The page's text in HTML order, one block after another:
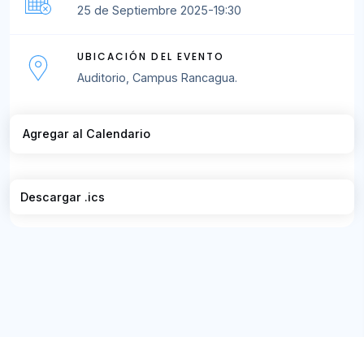
25 de Septiembre 2025-19:30
UBICACIÓN DEL EVENTO
Auditorio, Campus Rancagua.
Agregar al Calendario
Descargar .ics